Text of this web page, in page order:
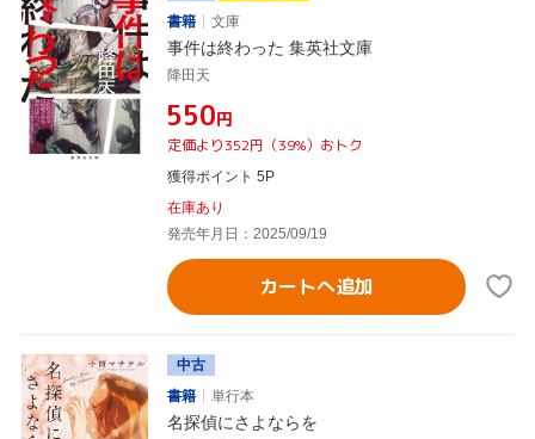
書籍
文庫
事件は終わった 集英社文庫
降田天
¥550円
定価より352円（39%）おトク
獲得ポイント 5P
在庫あり
発売年月日：2025/09/19
カートへ追加
中古
書籍
単行本
名探偵にさよならを